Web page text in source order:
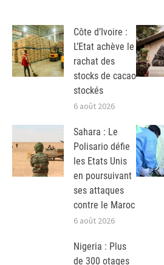
Côte d’Ivoire :
L’Etat achève le
rachat des
stocks de cacao
stockés
6 août 2026
Sahara : Le
Polisario défie
les Etats Unis
en poursuivant
ses attaques
contre le Maroc
6 août 2026
Nigeria : Plus
de 300 otages